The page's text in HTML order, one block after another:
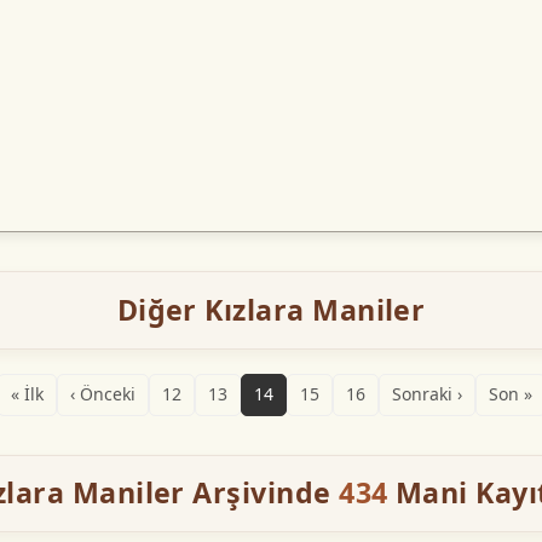
Diğer Kızlara Maniler
« İlk ‹ Önceki 12 13 14 15 16 Sonraki › Son »
Maniler Arşivinde434 Mani